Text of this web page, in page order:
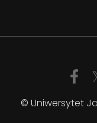
© Uniwersytet